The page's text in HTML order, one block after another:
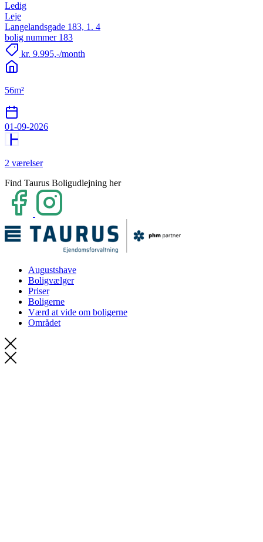
Ledig
Leje
Langelandsgade 183, 1. 4
bolig nummer 183
kr. 9.995,-/month
56m²
01-09-2026
2 værelser
Find Taurus Boligudlejning her
Augustshave
Boligvælger
Priser
Boligerne
Værd at vide om boligerne
Området